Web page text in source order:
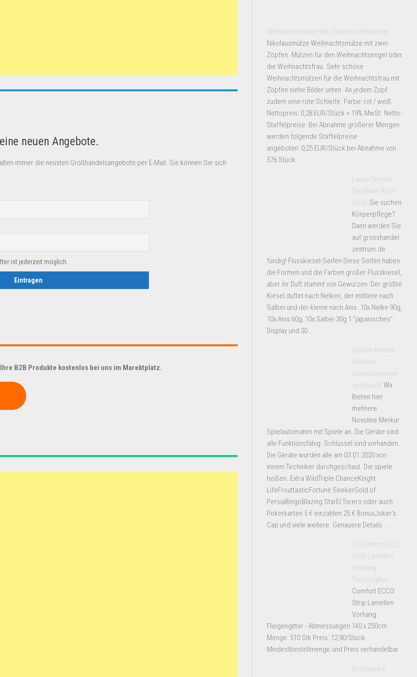
neuen Angebote.
immer die neusten Großhandelsangebote per E-Mail. Sie können Sie sich
ist jederzeit möglich.
B2B Produkte kostenlos bei uns im Marektplatz.
Weihnachtsmütze mit Zöpfen und Bommel
Nikolausmütze Weihnachtsmütze mit zwei
Zöpfen. Mützen für den Weihnachtsengel oder
die Weihnachtsfrau. Sehr schöne
Weihnachtsmützen für die Weihnachtsfrau mit
Zöpfen siehe Bilder unten. An jedem Zopf
zudem eine rote Schleife. Farbe: rot / weiß
Nettopreis: 0,28 EUR/Stück + 19% MwSt. Netto-
Staffelpreise: Bei Abnahme größerer Mengen
werden folgende Staffelpreise
angeboten: 0,25 EUR/Stück bei Abnahme von
576 Stück ...
Lanna Oriental
Spa River Rock
Soap Sie suchen
Körperpflege?
Dann werden Sie
auf grosshandel-
zentrum.de
fündig! Flusskiesel-Seifen Diese Seifen haben
die Formen und die Farben großer Flusskiesel,
aber ihr Duft stammt von Gewürzen: Der größte
Kiesel duftet nach Nelken, der mittlere nach
Salbei und der kleine nach Anis. 10x Nelke 90g,
10x Anis 60g, 10x Salbei 30g 1 "japanisches"
Display und 30 ...
Großer Posten
Novoline
Spielautomaten
gebraucht Wir
Bieten hier
mehrere
Novoline Merkur
Spielautomaten mit Spiele an. Die Geräte sind
alle Funktionsfähig. Schlüssel sind vorhanden.
Die Geräte wurden alle am 03.01.2020 von
einem Techniker durchgeschaut. Die spiele
heißen. Extra WildTriple ChanceKnight
LifeFrouttasticFortune SeekerGold of
PersiaBingoBlazing StarEl Torero oder auch
Pokerkarten 5 € einzahlen 25 € BonusJoker's
Cap und viele weitere. Genauere Details ...
1. Comfort ECCO
Strip Lamellen
Vorhang
Fliegengitter
Comfort ECCO
Strip Lamellen
Vorhang
Fliegengitter - Abmessungen 140 x 250cm
Menge: 510 Stk Preis: 12,90/Stück
Mindestbestellmenge und Preis verhandelbar.
Retourware